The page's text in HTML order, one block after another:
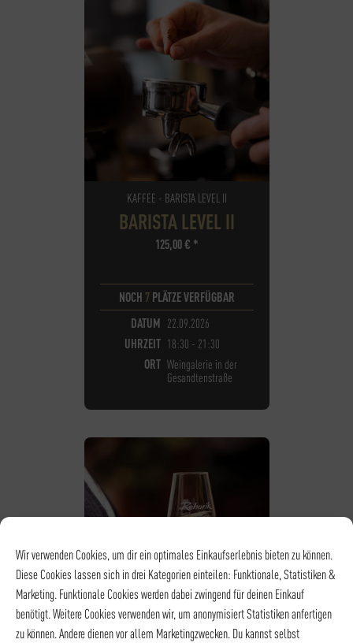
Wir verwenden Cookies, um dir ein optimales Einkaufserlebnis bieten zu können.
Diese Cookies lassen sich in drei Kategorien einteilen: Funktionale, Statistiken &
Marketing. Funktionale Cookies werden dabei zwingend für deinen Einkauf
benötigt. Weitere Cookies verwenden wir, um anonymisiert Statistiken anfertigen
zu können. Andere dienen vor allem Marketingzwecken. Du kannst selbst
KAFFEE - BARISTA LEVEL II
BARISTA LEVEL II
125,00€ *
NOCH 7PLÄTZE VERFÜGBAR
DATUM 22.09.2026
UHRZEIT 18:30 - 21:30
ORT Weingalerie in der
Gesandtenstraße
POP UP TASTING - WEIN